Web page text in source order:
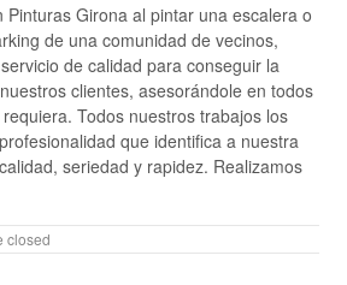
Pinturas Girona al pintar una escalera o
de una comunidad de vecinos,
de calidad para conseguir la
clientes, asesorándole en todos
Todos nuestros trabajos los
que identifica a nuestra
seriedad y rapidez. Realizamos
closed